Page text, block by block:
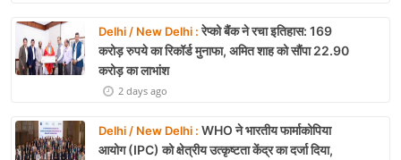
Delhi / New Delhi :रेप्को बैंक ने रचा इतिहास: 169
करोड़ रुपये का रिकॉर्ड मुनाफा, अमित शाह को सौंपा 22.90
करोड़ का लाभांश
2 days ago
Delhi / New Delhi : WHO ने भारतीय फार्माकोपिया
आयोग (IPC) को क्षेत्रीय उत्कृष्टता केंद्र का दर्जा दिया,